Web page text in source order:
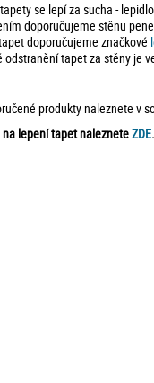
se lepí za sucha -
doporučujeme stěnu
doporučujeme značkové
odstranění tapet za stěny je
produkty naleznete v
na lepení tapet nalezneteZDE.